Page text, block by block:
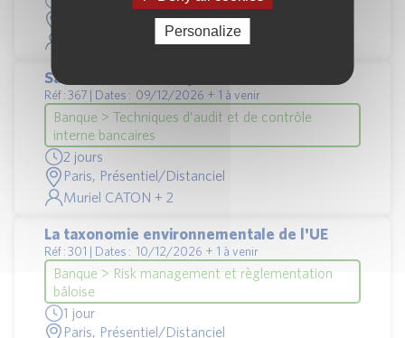
Paris, Présentiel/Distanciel
Muriel CATON + 3
Savoir auditer le risque ESG
Réf : 367 | Dates : 09/12/2026 + 1 à venir
Banque > Techniques d’audit et de contrôle
interne bancaires
2 jours
Paris, Présentiel/Distanciel
Muriel CATON + 2
La taxonomie environnementale de l'UE
Réf : 301 | Dates : 10/12/2026 + 1 à venir
Banque > Risk management et règlementation
bâloise
1 jour
Paris, Présentiel/Distanciel
Personalize